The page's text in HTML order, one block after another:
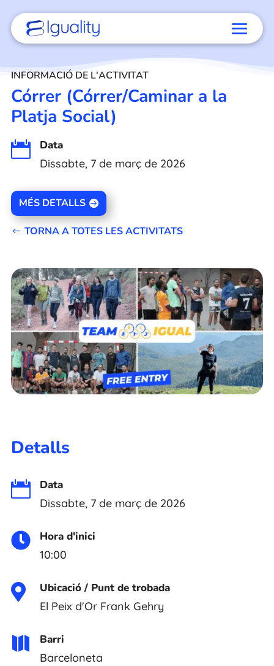
INFORMACIÓ DE L'ACTIVITAT
Córrer (Córrer/Caminar a la
Platja Social)

Data
Dissabte, 7 de març de 2026
MÉS DETALLS
TORNA A TOTES LES ACTIVITATS
Detalls

Data
Dissabte, 7 de març de 2026

Hora d'inici
10:00

Ubicació / Punt de trobada
El Peix d'Or Frank Gehry

Barri
Barceloneta